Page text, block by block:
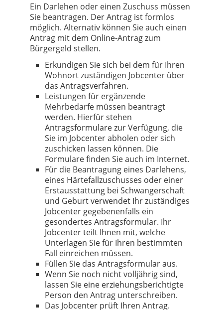
Ein Darlehen oder einen Zuschuss müssen
Sie beantragen. Der Antrag ist formlos
möglich. Alternativ können Sie auch einen
Antrag mit dem Online-Antrag zum
Bürgergeld stellen.
Erkundigen Sie sich bei dem für Ihren
Wohnort zuständigen Jobcenter über
das Antragsverfahren.
Leistungen für ergänzende
Mehrbedarfe müssen beantragt
werden. Hierfür stehen
Antragsformulare zur Verfügung, die
Sie im Jobcenter abholen oder sich
zuschicken lassen können. Die
Formulare finden Sie auch im Internet.
Für die Beantragung eines Darlehens,
eines Härtefallzuschusses oder einer
Erstausstattung bei Schwangerschaft
und Geburt verwendet Ihr zuständiges
Jobcenter gegebenenfalls ein
gesondertes Antragsformular. Ihr
Jobcenter teilt Ihnen mit, welche
Unterlagen Sie für Ihren bestimmten
Fall einreichen müssen.
Füllen Sie das Antragsformular aus.
Wenn Sie noch nicht volljährig sind,
lassen Sie eine erziehungsberichtigte
Person den Antrag unterschreiben.
Das Jobcenter prüft Ihren Antrag.